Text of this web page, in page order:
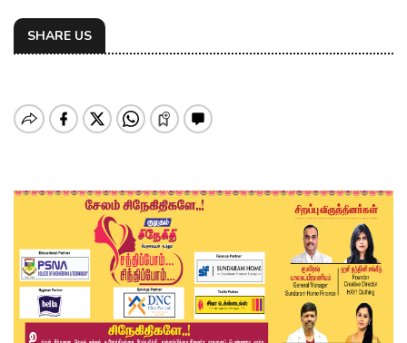
SHARE US